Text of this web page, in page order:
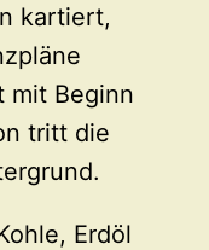
kartiert,
mit Beginn
tritt die
Erdöl